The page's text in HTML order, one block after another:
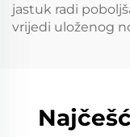
jastuk radi
vrijedi uloženog